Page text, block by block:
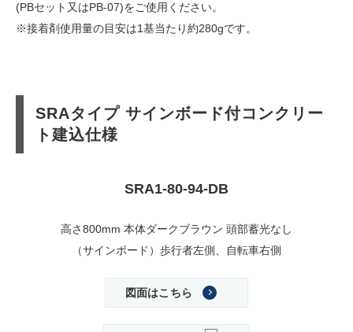
(PBセット又はPB-07)をご使用ください。
※接着剤使用量の目安は1基当たり約280gです。
SRAタイプ サインボード付コンクリー
ト建込仕様
SRA1-80-94-DB
高さ800mm 本体ダークブラウン 頭部蓄光なし
（サインボード）歩行者左側、自転車右側
図面はこちら